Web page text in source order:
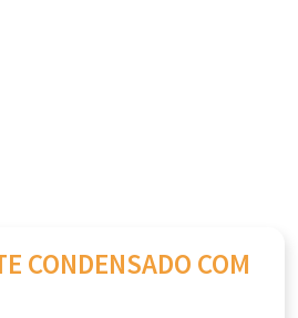
CONDENSADO COM